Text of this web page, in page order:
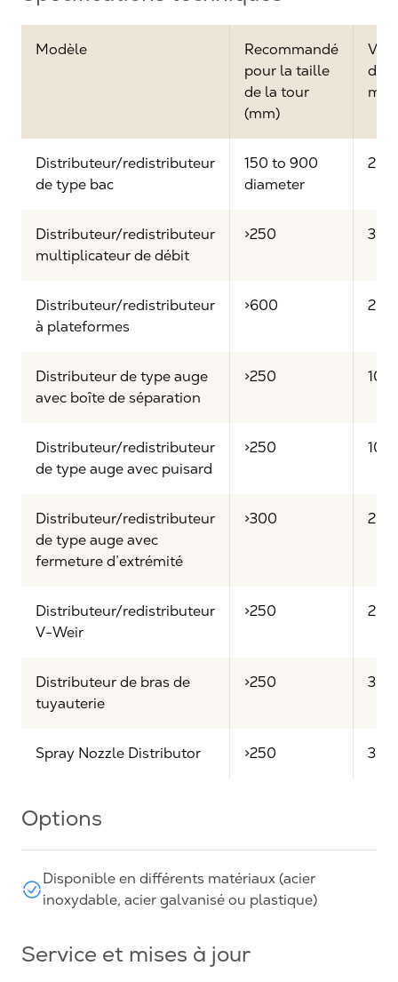
Modèle
Recommandé
pour la taille
de la tour
(mm)
de
Distributeur/redistributeur
de type bac
150 to 900
diameter
2:1
Distributeur/redistributeur
multiplicateur de débit
>250 3:1
Distributeur/redistributeur
à plateformes
>600 2:1
Distributeur de type auge
avec boîte de séparation
>250 10:1
Distributeur/redistributeur
de type auge avec puisard
>250 10:1
Distributeur/redistributeur
de type auge avec
fermeture d’extrémité
>300 2.5:1
Distributeur/redistributeur
V-Weir
>250 20:1
Distributeur de bras de
tuyauterie
>250 3:1
Spray Nozzle Distributor >250 3:1
Options
Disponible en différents matériaux (acier
inoxydable, acier galvanisé ou plastique)
Service et mises à jour